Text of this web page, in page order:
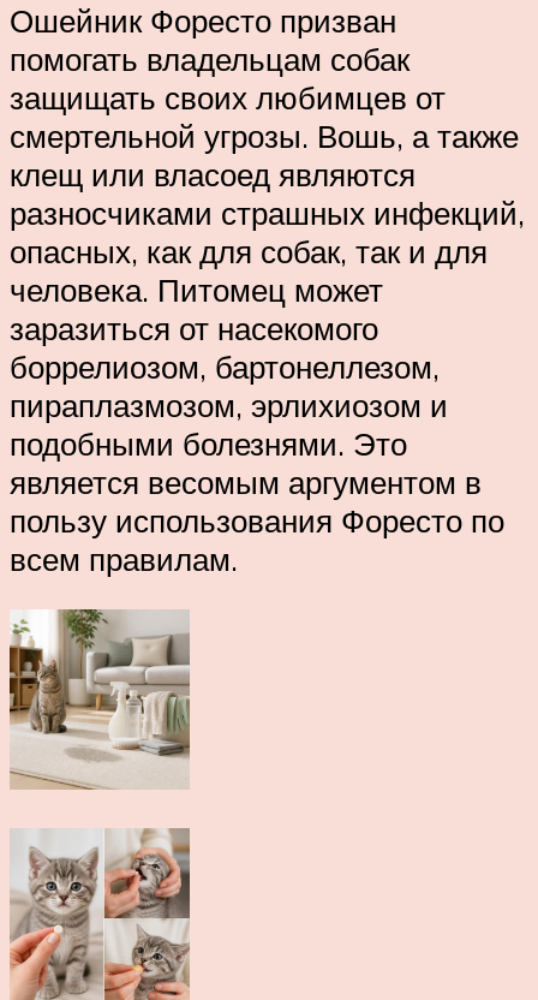
Ошейник Форесто призван
помогать владельцам собак
защищать своих любимцев от
смертельной угрозы. Вошь, а также
клещ или власоед являются
разносчиками страшных инфекций,
опасных, как для собак, так и для
человека. Питомец может
заразиться от насекомого
боррелиозом, бартонеллезом,
пираплазмозом, эрлихиозом и
подобными болезнями. Это
является весомым аргументом в
пользу использования Форесто по
всем правилам.